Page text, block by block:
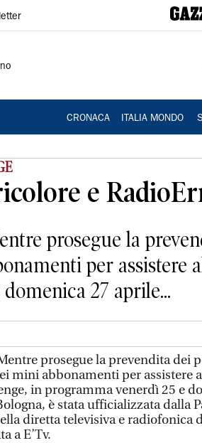
CRONACA ITALIA MONDO
e
prosegue la
per assistere
27 aprile...
prosegue la prevendita
mini abbonamenti per assistere
in programma venerdì 25 e
è stata ufficializzata dalla
diretta televisiva e radiofonica
a E’Tv.